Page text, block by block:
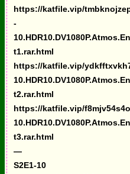
https://katfile.vip/
-
t1.rar.html
https://katfile.vip/
t2.rar.html
https://katfile.vip/
t3.rar.html
—
S2E1-10